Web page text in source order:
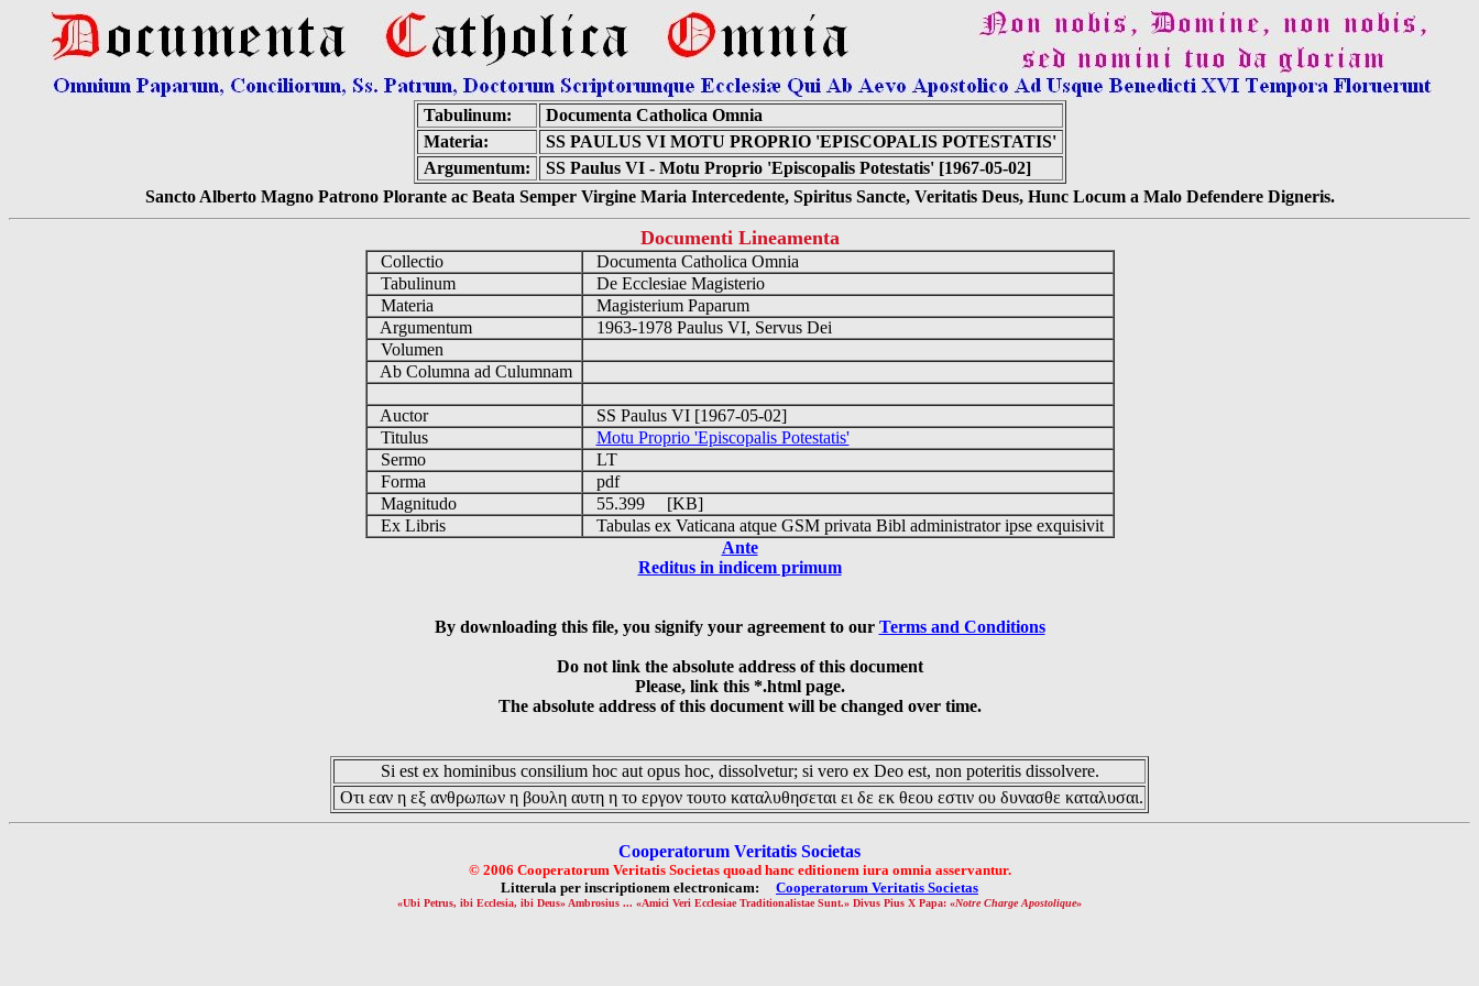
Tabulinum:
Documenta Catholica Omnia
Materia:
SS PAULUS VI MOTU PROPRIO 'EPISCOPALIS POTESTATIS'
Argumentum:
SS Paulus VI - Motu Proprio 'Episcopalis Potestatis' [1967-05-02]
Sancto Alberto Magno Patrono Plorante ac Beata Semper Virgine Maria Intercedente, Spiritus Sancte, Veritatis Deus, Hunc Locum a Malo Defendere Digneris.
Documenti Lineamenta
Collectio
Documenta Catholica Omnia
Tabulinum
De Ecclesiae Magisterio
Materia
Magisterium Paparum
Argumentum
1963-1978 Paulus VI, Servus Dei
Volumen
Ab Columna ad Culumnam
Auctor
SS Paulus VI [1967-05-02]
Titulus
Motu Proprio 'Episcopalis Potestatis'
Sermo
LT
Forma
pdf
Magnitudo
55.399 [KB]
Ex Libris
Tabulas ex Vaticana atque GSM privata Bibl administrator ipse exquisivit
Ante
Reditus in indicem primum
By downloading this file, you signify your agreement to our Terms and Conditions
Do not link the absolute address of this document
Please, link this *.html page.
The absolute address of this document will be changed over time.
Si est ex hominibus consilium hoc aut opus hoc, dissolvetur; si vero ex Deo est, non poteritis dissolvere.
Οτι εαν η εξ ανθρωπων η βουλη αυτη η το εργον τουτο καταλυθησεται ει δε εκ θεου εστιν ου δυνασθε καταλυσαι.
Cooperatorum Veritatis Societas
© 2006 Cooperatorum Veritatis Societas quoad hanc editionem iura omnia asservantur.
Litterula per inscriptionem electronicam: Cooperatorum Veritatis Societas
«Ubi Petrus, ibi Ecclesia, ibi Deus» Ambrosius ... «Amici Veri Ecclesiae Traditionalistae Sunt.» Divus Pius X Papa: «Notre Charge Apostolique»